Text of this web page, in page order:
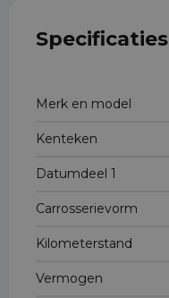
Specificaties
Merk en model
Kenteken
Datumdeel 1
Carrosserievorm
Kilometerstand
Vermogen